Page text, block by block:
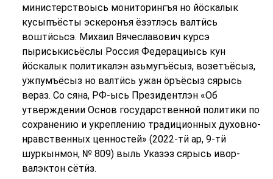
министерствоысь мониторингъя но йӧскалык
кусыпъёсты эскеронъя ёзэтлэсь валтӥсь
воштӥсьсэ. Михаил Вячеславович курсэ
пыриськисьёслы Россия Федерациысь кун
йӧскалык политикалэн азьмугъёсыз, возетъёсыз,
ужпумъёсыз но валтӥсь ужан ӧръёсыз сярысь
вераз. Со сяна, РФ-ысь Президентлэн «Об
утверждении Основ государственной политики по
сохранению и укреплению традиционных духовно-
нравственных ценностей» (2022-тӥ ар, 9-тӥ
шуркынмон, № 809) выль Указэз сярысь ивор-
валэктон сётӥз.